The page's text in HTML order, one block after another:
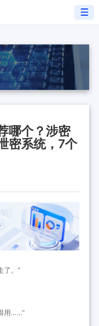
哪个？涉密
密系统，7个
了。”
用……”